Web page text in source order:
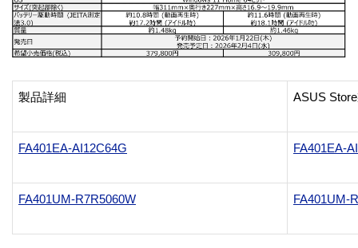
製品詳細 ASUS
FA401EA-AI12C64G FA401EA-
FA401UM-R7R5060W FA401UM-